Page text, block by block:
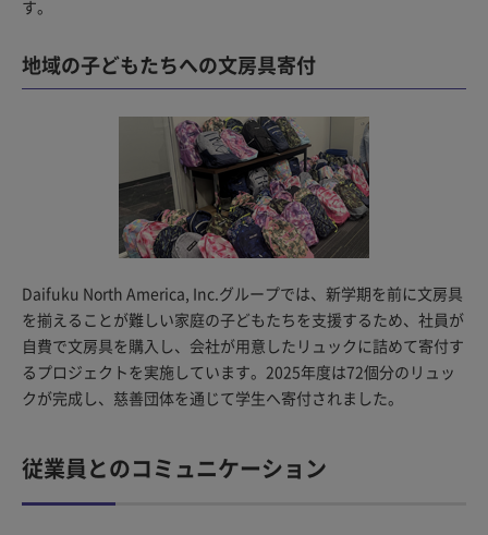
す。
地域の子どもたちへの文房具寄付
Daifuku North America, Inc.グループでは、新学期を前に文房具
を揃えることが難しい家庭の子どもたちを支援するため、社員が
自費で文房具を購入し、会社が用意したリュックに詰めて寄付す
るプロジェクトを実施しています。2025年度は72個分のリュッ
クが完成し、慈善団体を通じて学生へ寄付されました。
従業員とのコミュニケーション